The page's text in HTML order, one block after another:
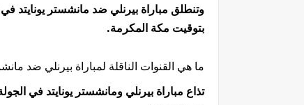
وتنطلق مباراة بيرنلي ضد مانشستر يونايتد
بتوقيت مكة المكرمة.
ما هي القنوات الناقلة لمباراة بيرنلي ضد